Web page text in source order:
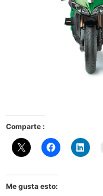
Comparte :
Me gusta esto: